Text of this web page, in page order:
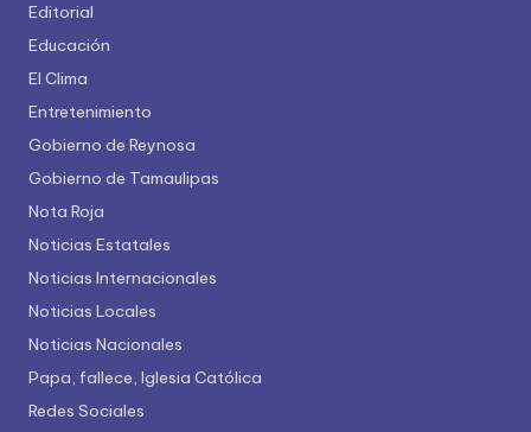
Editorial
Educación
El Clima
Entretenimiento
Gobierno de Reynosa
Gobierno de Tamaulipas
Nota Roja
Noticias Estatales
Noticias Internacionales
Noticias Locales
Noticias Nacionales
Papa, fallece, Iglesia Católica
Redes Sociales